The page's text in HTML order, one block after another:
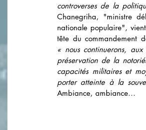
controverses de la
Chanegriha, "ministre
nationale populaire",
« nous continuerons,
préservation de la
capacités militaires et
porter atteinte à la
Ambiance, ambiance...